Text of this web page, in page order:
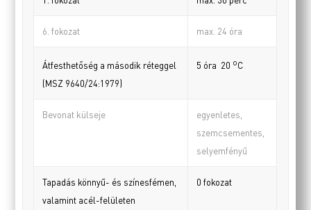
6. fokozat max. 24 óra
Átfesthetőség a második réteggel
(MSZ 9640/24:1979)
5 óra 20 oC
Bevonat külseje
egyenletes,
szemcsementes,
selyemfényű
Tapadás könnyű- és színesfémen,
valamint acél-felületen
0 fokozat